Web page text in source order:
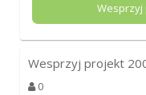
Wesprzyj projekt
0